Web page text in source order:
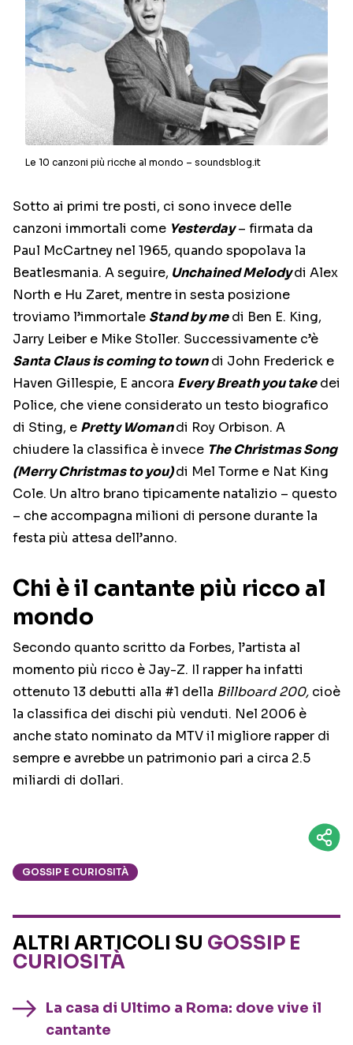
Le 10 canzoni più ricche al mondo – soundsblog.it
Sotto ai primi tre posti, ci sono invece delle
canzoni immortali come Yesterday– firmata da
Paul McCartney nel 1965, quando spopolava la
Beatlesmania. A seguire, Unchained Melodydi Alex
North e Hu Zaret, mentre in sesta posizione
troviamo l’immortale Stand by medi Ben E. King,
Jarry Leiber e Mike Stoller. Successivamente c’è
Santa Claus is coming to towndi John Frederick e
Haven Gillespie, E ancora Every Breath you takedei
Police, che viene considerato un testo biografico
di Sting, e Pretty Womandi Roy Orbison. A
chiudere la classifica è invece The Christmas Song
(Merry Christmas to you)di Mel Torme e Nat King
Cole. Un altro brano tipicamente natalizio – questo
– che accompagna milioni di persone durante la
festa più attesa dell’anno.
Chi è il cantante più ricco al
mondo
Secondo quanto scritto da Forbes, l’artista al
momento più ricco è Jay-Z. Il rapper ha infatti
ottenuto 13 debutti alla #1 della Billboard 200, cioè
la classifica dei dischi più venduti. Nel 2006 è
anche stato nominato da MTV il migliore rapper di
sempre e avrebbe un patrimonio pari a circa 2.5
miliardi di dollari.
GOSSIP E CURIOSITÀ
ALTRI ARTICOLI SU GOSSIP E
CURIOSITÀ
La casa di Ultimo a Roma: dove vive il
cantante